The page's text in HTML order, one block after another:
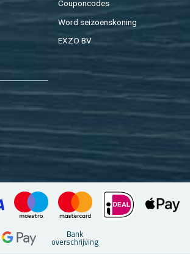
Cou­pon­co­des
Word sei­zoens­ko­ning
EXZO BV
Bank
over­schrij­ving